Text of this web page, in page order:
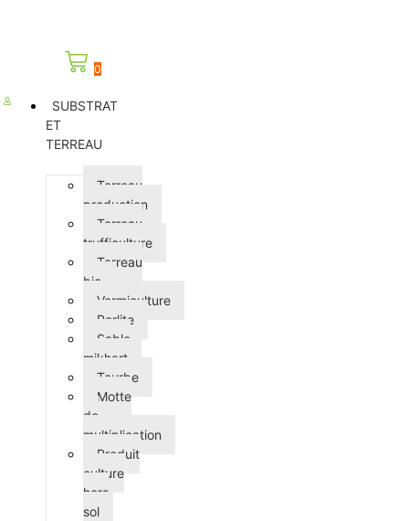
0
SUBSTRAT
ET
TERREAU
Terreau
production
Terreau
trufficulture
Terreau
bio
Vermiculture
Perlite
Sable
mikhart
Tourbe
Motte
de
multiplication
Produit
culture
hors
sol